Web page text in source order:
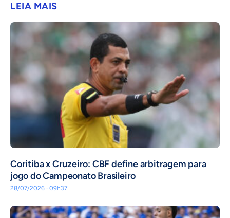
LEIA MAIS
Coritiba x Cruzeiro: CBF define arbitragem para
jogo do Campeonato Brasileiro
28/07/2026 · 09h37